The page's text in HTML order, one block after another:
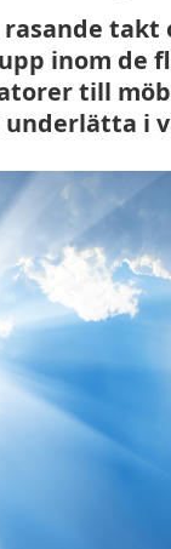
takt
inom de
till
i